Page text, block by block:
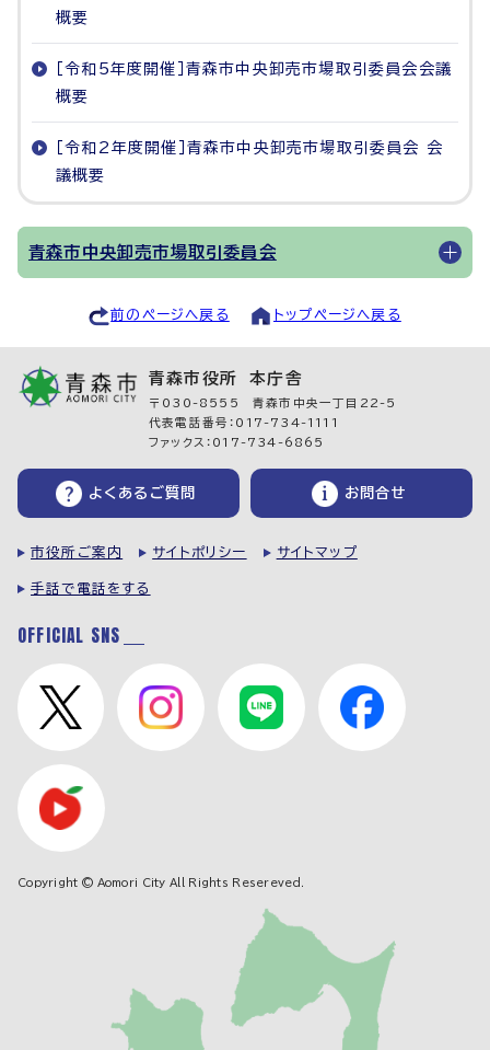
概要
［令和5年度開催］青森市中央卸売市場取引委員会会議
概要
［令和2年度開催］青森市中央卸売市場取引委員会 会
議概要
青森市中央卸売市場取引委員会
前のページへ戻る トップページへ戻る
青森市役所 本庁舎
〒030-8555 青森市中央一丁目22-5
代表電話番号：017-734-1111
ファックス：017-734-6865
よくあるご質問 お問合せ
市役所ご案内 サイトポリシー サイトマップ
手話で電話をする
OFFICIAL SNS
Copyright © Aomori City All Rights Resereved.